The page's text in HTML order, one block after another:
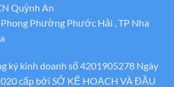
Quỳnh An
Phường Phước Hải , TP Nha
ký kinh doanh số 4201905278 Ngày
cấp bới SỞ KẾ HOẠCH VÀ ĐẦU